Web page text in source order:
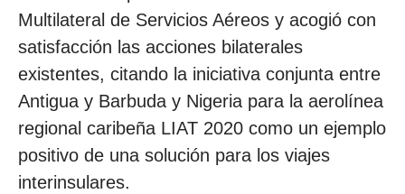
Multilateral de Servicios Aéreos y acogió con
satisfacción las acciones bilaterales
existentes, citando la iniciativa conjunta entre
Antigua y Barbuda y Nigeria para la aerolínea
regional caribeña LIAT 2020 como un ejemplo
positivo de una solución para los viajes
interinsulares.